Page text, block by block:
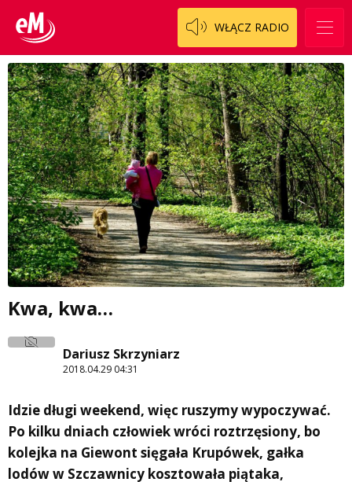
WŁĄCZ RADIO
Kwa, kwa…
Dariusz Skrzyniarz
2018.04.29 04:31
Idzie długi weekend, więc ruszymy wypoczywać.
Po kilku dniach człowiek wróci roztrzęsiony, bo
kolejka na Giewont sięgała Krupówek, gałka
lodów w Szczawnicy kosztowała piątaka,